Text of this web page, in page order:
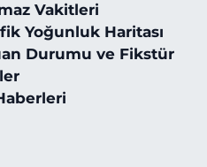
Vakitleri
Yoğunluk Haritası
Durumu ve Fikstür